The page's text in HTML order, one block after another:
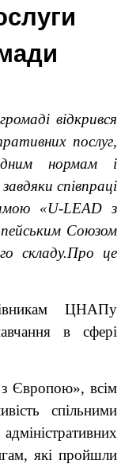
відкрився
послуг,
нормам і
співпраці
«U-LEAD з
Союзом
складу.Про це
ЦНАПу
в сфері
Європою», всім
спільними
які пройшли